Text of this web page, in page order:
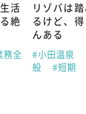
活
絶
務全
リゾバは
るけど、
んある
#小田温泉
般
#短期